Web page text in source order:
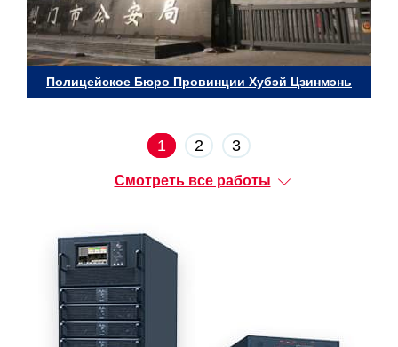
Полицейское Бюро Провинции Хубэй Цзинмэнь
1 2 3
Смотреть все работы